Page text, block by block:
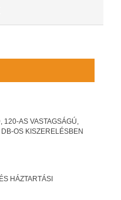
120-AS VASTAGSÁGÚ,
OS KISZERELÉSBEN
HÁZTARTÁSI